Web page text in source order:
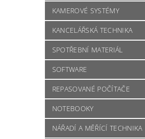
KAMEROVÉ SYSTÉMY
KANCELÁŘSKÁ TECHNIKA
SPOTŘEBNÍ MATERIÁL
SOFTWARE
REPASOVANÉ POČÍTAČE
NOTEBOOKY
NÁŘADÍ A MĚŘÍCÍ TECHNIKA